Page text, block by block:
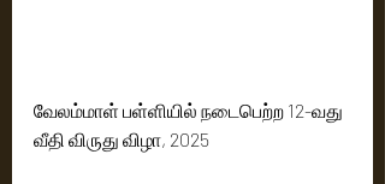
வேலம்மாள் பள்ளியில் நடைபெற்ற 12-வது
வீதி விருது விழா, 2025